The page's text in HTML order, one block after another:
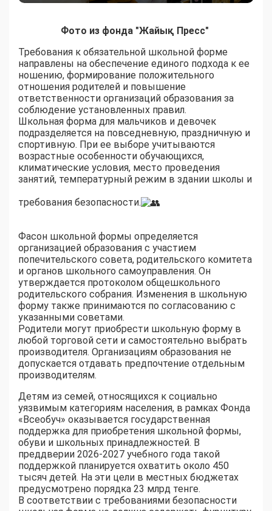
Фото из фонда "Жайық Пресс"
Требования к обязательной школьной форме
направлены на обеспечение единого подхода к ее
ношению, формирование положительного
отношения родителей и повышение
ответственности организаций образования за
соблюдение установленных правил.
Школьная форма для мальчиков и девочек
подразделяется на повседневную, праздничную и
спортивную. При ее выборе учитываются
возрастные особенности обучающихся,
климатические условия, место проведения
занятий, температурный режим в здании школы и
требования безопасности.
Фасон школьной формы определяется
организацией образования с участием
попечительского совета, родительского комитета
и органов школьного самоуправления. Он
утверждается протоколом общешкольного
родительского собрания. Изменения в школьную
форму также принимаются по согласованию с
указанными советами.
Родители могут приобрести школьную форму в
любой торговой сети и самостоятельно выбрать
производителя. Организациям образования не
допускается отдавать предпочтение отдельным
производителям.
Детям из семей, относящихся к социально
уязвимым категориям населения, в рамках Фонда
«Всеобуч» оказывается государственная
поддержка для приобретения школьной формы,
обуви и школьных принадлежностей. В
преддверии 2026-2027 учебного года такой
поддержкой планируется охватить около 450
тысяч детей. На эти цели в местных бюджетах
предусмотрено порядка 23 млрд тенге.
В соответствии с требованиями безопасности